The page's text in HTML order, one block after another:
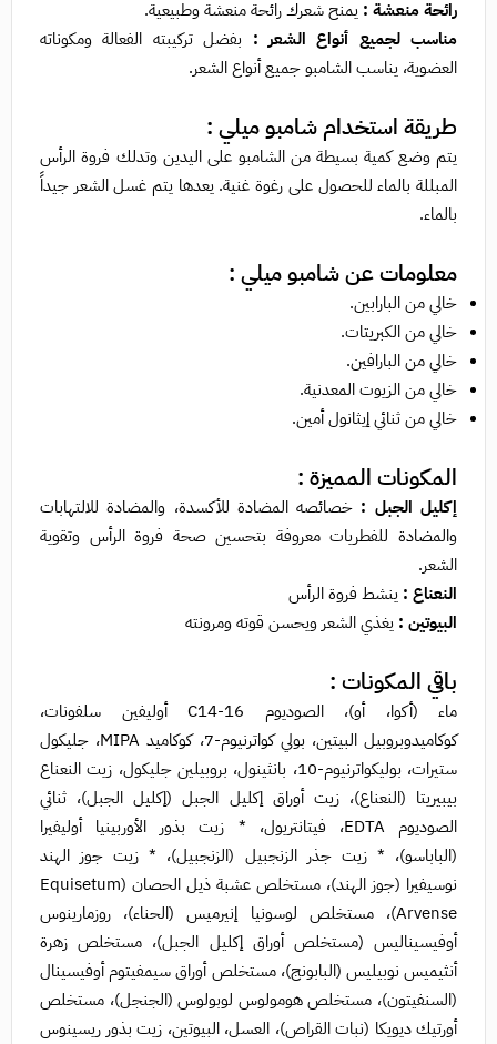
رائحة منعشة : يمنح شعرك رائحة منعشة وطبيعية.
مناسب لجميع أنواع الشعر : بفضل تركيبته الفعالة ومكوناته
العضوية، يناسب الشامبو جميع أنواع الشعر.
طريقة استخدام شامبو ميلي :
يتم وضع كمية بسيطة من الشامبو على اليدين وتدلك فروة الرأس
المبللة بالماء للحصول على رغوة غنية. يعدها يتم غسل الشعر جيداً
بالماء.
معلومات عن شامبو ميلي :
خالي من البارابين.
خالي من الكبريتات.
خالي من البارافين.
خالي من الزيوت المعدنية.
خالي من ثنائي إيثانول أمين.
المكونات المميزة :
إكليل الجبل : خصائصه المضادة للأكسدة، والمضادة للالتهابات
والمضادة للفطريات معروفة بتحسين صحة فروة الرأس وتقوية
الشعر.
النعناع : ينشط فروة الرأس
البيوتين : يغذي الشعر ويحسن قوته ومرونته
باقي المكونات :
ماء (أكوا، أو)، الصوديوم C14-16 أوليفين سلفونات،
كوكاميدوبروبيل البيتين، بولي كواترنيوم-7، كوكاميد MIPA، جليكول
ستيرات، بوليكواترنيوم-10، بانثينول، بروبيلين جليكول، زيت النعناع
بيبيريتا (النعناع)، زيت أوراق إكليل الجبل (إكليل الجبل)، ثنائي
الصوديوم EDTA، فيتانتريول، * زيت بذور الأوربينيا أوليفيرا
(الباباسو)، * زيت جذر الزنجبيل (الزنجبيل)، * زيت جوز الهند
نوسيفيرا (جوز الهند)، مستخلص عشبة ذيل الحصان (Equisetum
Arvense)، مستخلص لوسونيا إنيرميس (الحناء)، روزمارينوس
أوفيسيناليس (مستخلص أوراق إكليل الجبل)، مستخلص زهرة
أنثيميس نوبيليس (البابونج)، مستخلص أوراق سيمفيتوم أوفيسينال
(السنفيتون)، مستخلص هومولوس لوبولوس (الجنجل)، مستخلص
أورتيك ديويكا (نبات القراص)، العسل، البيوتين، زيت بذور ريسينوس